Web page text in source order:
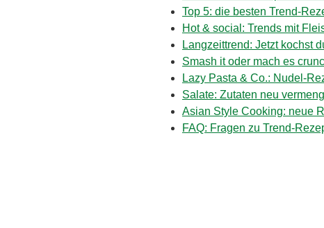
Top 5: die besten Trend-
Hot & social: Trends mit
Langzeittrend: Jetzt kochst
Smash it oder mach es
Lazy Pasta & Co.: Nudel-
Salate: Zutaten neu
Asian Style Cooking: neue
FAQ: Fragen zu Trend-